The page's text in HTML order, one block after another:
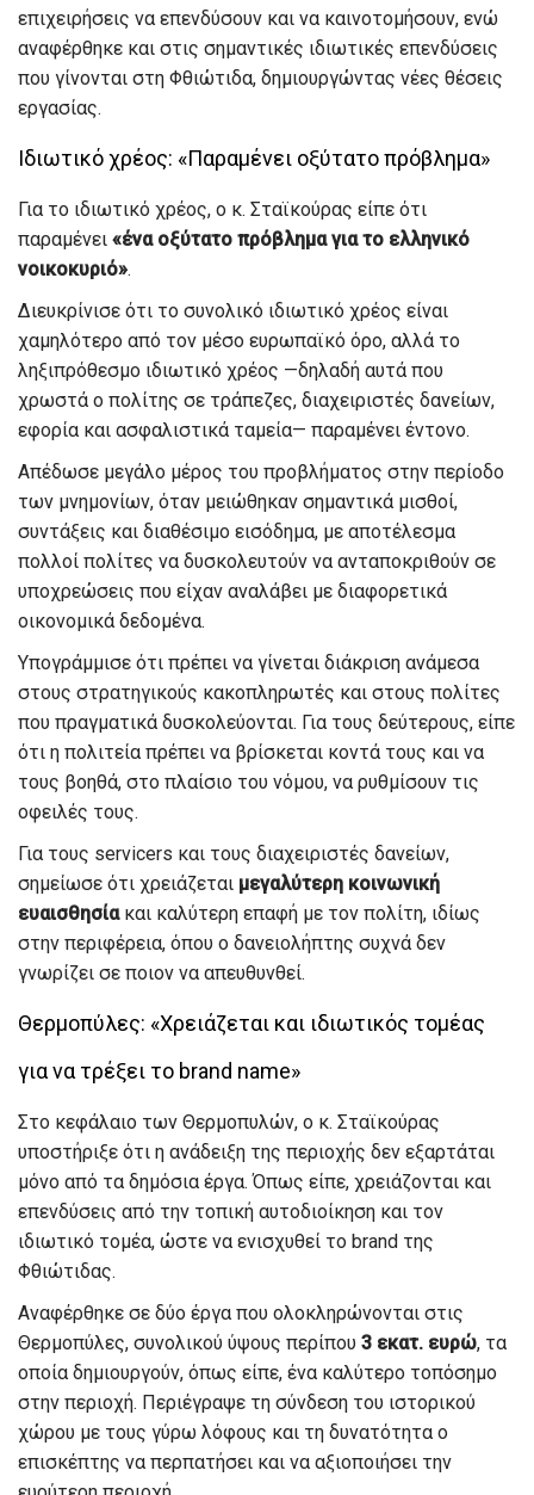
επιχειρήσεις να επενδύσουν και να καινοτομήσουν, ενώ
αναφέρθηκε και στις σημαντικές ιδιωτικές επενδύσεις
που γίνονται στη Φθιώτιδα, δημιουργώντας νέες θέσεις
εργασίας.
Ιδιωτικό χρέος: «Παραμένει οξύτατο πρόβλημα»
Για το ιδιωτικό χρέος, ο κ. Σταϊκούρας είπε ότι
παραμένει «ένα οξύτατο πρόβλημα για το ελληνικό
νοικοκυριό».
Διευκρίνισε ότι το συνολικό ιδιωτικό χρέος είναι
χαμηλότερο από τον μέσο ευρωπαϊκό όρο, αλλά το
ληξιπρόθεσμο ιδιωτικό χρέος —δηλαδή αυτά που
χρωστά ο πολίτης σε τράπεζες, διαχειριστές δανείων,
εφορία και ασφαλιστικά ταμεία— παραμένει έντονο.
Απέδωσε μεγάλο μέρος του προβλήματος στην περίοδο
των μνημονίων, όταν μειώθηκαν σημαντικά μισθοί,
συντάξεις και διαθέσιμο εισόδημα, με αποτέλεσμα
πολλοί πολίτες να δυσκολευτούν να ανταποκριθούν σε
υποχρεώσεις που είχαν αναλάβει με διαφορετικά
οικονομικά δεδομένα.
Υπογράμμισε ότι πρέπει να γίνεται διάκριση ανάμεσα
στους στρατηγικούς κακοπληρωτές και στους πολίτες
που πραγματικά δυσκολεύονται. Για τους δεύτερους, είπε
ότι η πολιτεία πρέπει να βρίσκεται κοντά τους και να
τους βοηθά, στο πλαίσιο του νόμου, να ρυθμίσουν τις
οφειλές τους.
Για τους servicers και τους διαχειριστές δανείων,
σημείωσε ότι χρειάζεται μεγαλύτερη κοινωνική
ευαισθησίακαι καλύτερη επαφή με τον πολίτη, ιδίως
στην περιφέρεια, όπου ο δανειολήπτης συχνά δεν
γνωρίζει σε ποιον να απευθυνθεί.
Θερμοπύλες: «Χρειάζεται και ιδιωτικός τομέας
για να τρέξει το brand name»
Στο κεφάλαιο των Θερμοπυλών, ο κ. Σταϊκούρας
υποστήριξε ότι η ανάδειξη της περιοχής δεν εξαρτάται
μόνο από τα δημόσια έργα. Όπως είπε, χρειάζονται και
επενδύσεις από την τοπική αυτοδιοίκηση και τον
ιδιωτικό τομέα, ώστε να ενισχυθεί το brand της
Φθιώτιδας.
Αναφέρθηκε σε δύο έργα που ολοκληρώνονται στις
Θερμοπύλες, συνολικού ύψους περίπου 3 εκατ. ευρώ, τα
οποία δημιουργούν, όπως είπε, ένα καλύτερο τοπόσημο
στην περιοχή. Περιέγραψε τη σύνδεση του ιστορικού
χώρου με τους γύρω λόφους και τη δυνατότητα ο
επισκέπτης να περπατήσει και να αξιοποιήσει την